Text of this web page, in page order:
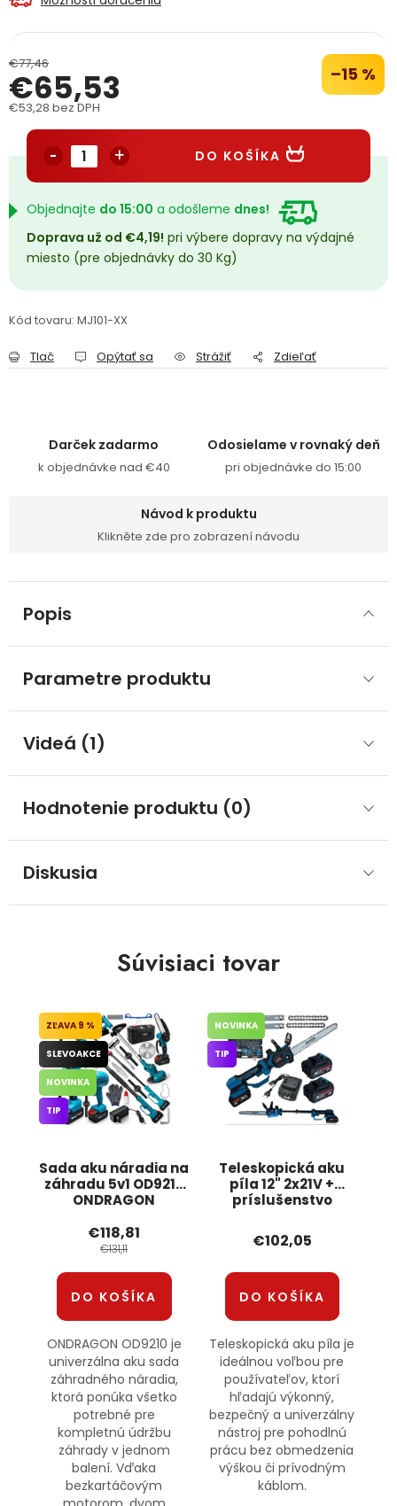
Obchodné podmienky Reklamačný poriadok
Podmienky ochrany osobných údajov
€77,46 –15 %
€65,53
€53,28 bez DPH
DO KOŠÍKA
Objednajte do 15:00 a odošleme dnes!
Doprava už od €4,19! pri výbere dopravy na výdajné
miesto (pre objednávky do 30 Kg)
Kód tovaru: MJ101-XX
Tlač Opýtať sa Strážiť Zdieľať
Darček zadarmo
k objednávke nad €40
Odosielame v rovnaký deň
pri objednávke do 15:00
Návod k produktu
Klikněte zde pro zobrazení návodu
Popis
Parametre produktu
Videá (1)
Hodnotenie produktu (0)
Diskusia
Súvisiaci tovar
Sada aku náradia na
záhradu 5v1 OD9210
ONDRAGON
9 %
SLEVOAKCE
NOVINKA
TIP
€118,81
€131,11
DO KOŠÍKA
ONDRAGON OD9210 je
univerzálna aku sada
záhradného náradia,
ktorá ponúka všetko
potrebné pre
kompletnú údržbu
záhrady v jednom
balení. Vďaka
bezkartáčovým
Teleskopická aku
píla 12" 2x21V +
príslušenstvo
NOVINKA
TIP
€102,05
DO KOŠÍKA
Teleskopická aku píla je
ideálnou voľbou pre
používateľov, ktorí
hľadajú výkonný,
bezpečný a univerzálny
nástroj pre pohodlnú
prácu bez obmedzenia
výškou či prívodným
káblom.